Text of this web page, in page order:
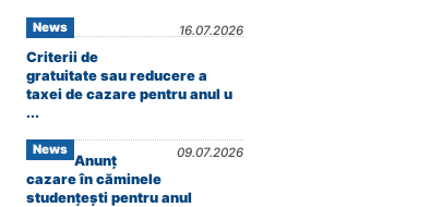
News 16.07.2026
Criterii de
gratuitate sau reducere a
taxei de cazare pentru anul u
...
News 09.07.2026
Anunț
cazare în căminele
studențești pentru anul